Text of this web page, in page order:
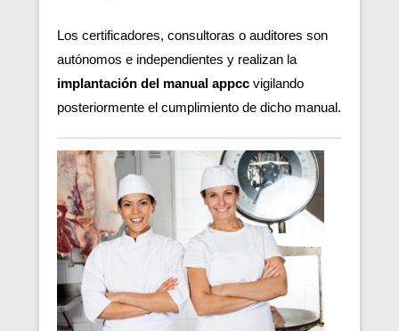
Los certificadores, consultoras o auditores son
autónomos e independientes y realizan la
implantación del manual appcc vigilando
posteriormente el cumplimiento de dicho manual.